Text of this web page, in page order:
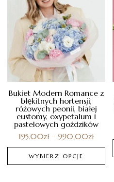
Bukiet Modern Romance z
błękitnych hortensji,
różowych peonii, białej
eustomy, oxypetalum i
pastelowych goździków
195.00zł – 990.00zł
WYBIERZ OPCJE